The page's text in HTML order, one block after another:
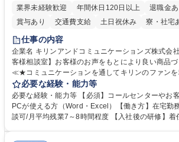
業界未経験歓迎
年間休日120日以上 退職金あ
賞与あり
交通費支給 土日祝休み 寮・社宅
仕事の内容
企業名 キリンアンドコミュニケーションズ株式会社 求人名 中野本社【お
客様相談室】お客様のお声をもとにより良い商品づくりへ貢
≪★コミュニケーションを通してキリンのファン
お客様のお声をより良い商品づくりに活かしていく
様相談室でのお仕事です。 日々お客様からいただくキリングループへのご
意見を、企業活動に活かしています。お客様からの
って対応、情報提供するとともにグループ内活動に
必要な経験・能力等
必要な経験・能力等 【必須】コールセンターやお
PCが使える方（Word・Excel）【働き方】在宅勤
談可/月平均残業7～8時間程度 【入社後の研修】着任から1か月は電話対応